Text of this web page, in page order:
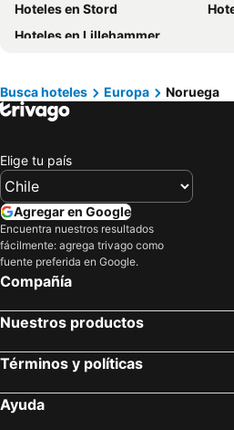
Hoteles en Isla Djerba
Hoteles en Puerto Plata
Hoteles en Provincia de San Antonio
Hoteles en Isla de Skiathos
Hoteles en Stord
Hoteles en Lillehammer
Busca hoteles Europa Noruega
Elige tu país
Agregar en Google
Encuentra nuestros resultados
fácilmente: agrega trivago como
fuente preferida en Google.
Compañía
Nuestros productos
Términos y políticas
Ayuda